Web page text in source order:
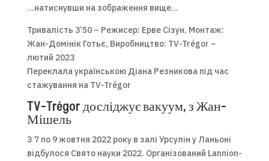
…натиснувши на зображення вище…
Тривалість 3’50 – Режисер: Ерве Сізун, Монтаж:
Жан-Домінік Готьє, Виробництво: TV-Trégor –
лютий 2023
Переклала українською Діана Резникова під час
стажування на TV-Trégor
TV-Trégor досліджує вакуум, з Жан-
Мішель
З 7 по 9 жовтня 2022 року в залі Урсулін у Ланьоні
відбулося Свято науки 2022. Організований Lannion-